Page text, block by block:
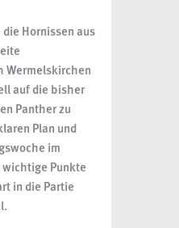
Hornissen aus
Wermelskirchen
auf die bisher
Panther zu
Plan und
im
Punkte
in die Partie